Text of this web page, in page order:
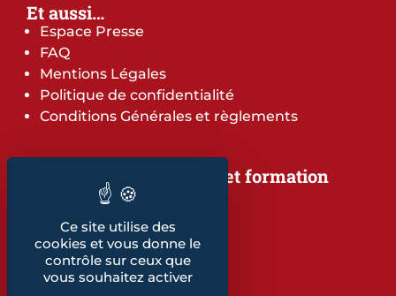
Et aussi…
Espace Presse
FAQ
Mentions Légales
Politique de confidentialité
Conditions Générales et règlements
Notre offre de services et formation
Notre offre de services
Notre dépliant formation
Les indicateurs
Nos publications
Ce site utilise des
cookies et vous donne le
contrôle sur ceux que
vous souhaitez activer